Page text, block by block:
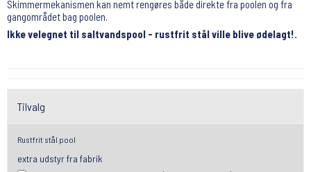
Skimmermekanismen kan nemt rengøres både direkte fra poolen og fra
gangområdet bag poolen.
Ikke velegnet til saltvandspool - rustfrit stål ville blive ødelagt!.
Tilvalg
Rustfrit stål pool
extra udstyr fra fabrik